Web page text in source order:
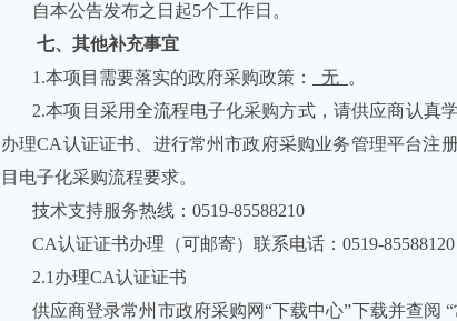
自本公告发布之日起5个工作日。
七、其他补充事宜
1.本项目需要落实的政府采购政策：
无 。
2.本项目采用全流程电子化采购方式，请供应商认真
办理CA认证证书、进行常州市政府采购业务管理平台注
目电子化采购流程要求。
技术支持服务热线： 0519-85588210
CA认证证书办理（可邮寄）联系电话： 0519-85588120
2.1办理CA认证证书
供应商登录常州市政府采购网“下载中心”下载并查阅